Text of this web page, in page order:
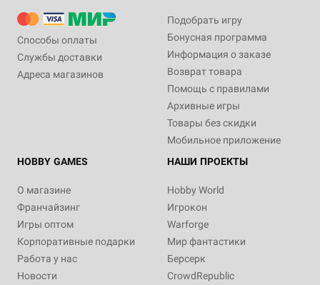
Способы оплаты
Службы доставки
Адреса магазинов
Подобрать игру
Бонусная программа
Информация о заказе
Возврат товара
Помощь с правилами
Архивные игры
Товары без скидки
Мобильное приложение
HOBBY GAMES
О магазине
Франчайзинг
Игры оптом
Корпоративные подарки
Работа у нас
Новости
НАШИ ПРОЕКТЫ
Hobby World
Игрокон
Warforge
Мир фантастики
Берсерк
CrowdRepublic